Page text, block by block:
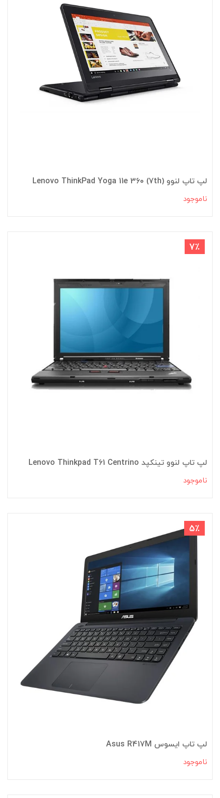
لپ تاپ لنوو Lenovo ThinkPad Yoga 11e 360 (7th)
ناموجود
7٪
لپ تاپ لنوو تینکپد Lenovo Thinkpad T61 Centrino
ناموجود
5٪
لپ تاپ ایسوس Asus R417M
ناموجود